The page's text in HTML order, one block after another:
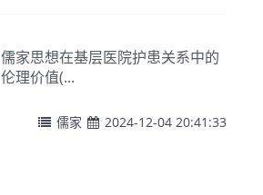
儒家思想在基层医院护患关系中的
伦理价值(...
儒家 2024-12-04 20:41:33